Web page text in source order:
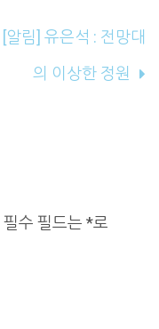
[알림] 유은석 : 전망대
의 이상한 정원
필수 필드는 *로